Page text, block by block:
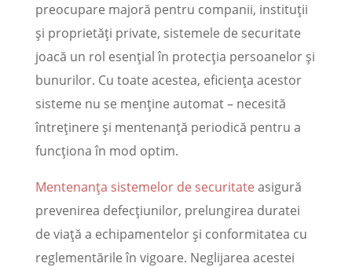
preocupare majoră pentru companii, instituții
și proprietăți private, sistemele de securitate
joacă un rol esențial în protecția persoanelor și
bunurilor. Cu toate acestea, eficiența acestor
sisteme nu se menține automat – necesită
întreținere și mentenanță periodică pentru a
funcționa în mod optim.
Mentenanța sistemelor de securitate asigură
prevenirea defecțiunilor, prelungirea duratei
de viață a echipamentelor și conformitatea cu
reglementările în vigoare. Neglijarea acestei